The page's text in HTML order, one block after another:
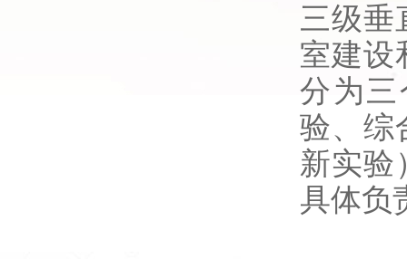
三级垂
室建设
分为
验、综
新实验
具体负